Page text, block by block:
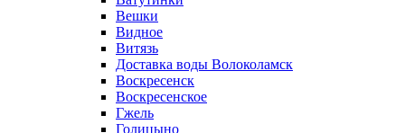
Вешки
Видное
Витязь
Доставка воды Волоколамск
Воскресенск
Воскресенское
Гжель
Голицыно